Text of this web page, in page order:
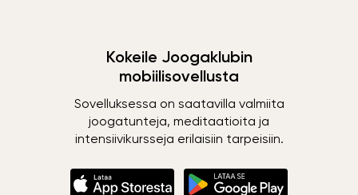
Kokeile Joogaklubin
mobiilisovellusta
Sovelluksessa on saatavilla valmiita
joogatunteja, meditaatioita ja
intensiivikursseja erilaisiin tarpeisiin.